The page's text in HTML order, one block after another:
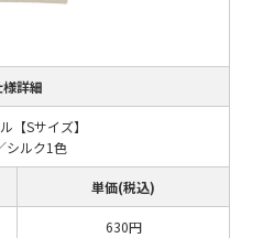
様詳細
【Sサイズ】
シルク1色
単価(税込)
630円